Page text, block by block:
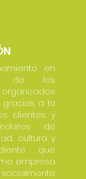
en
de los
gracias a la
clientes y
de
cultura y
que
empresa